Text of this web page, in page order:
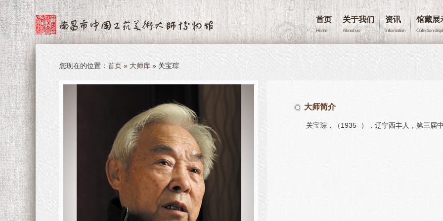
首页
Home
关于我们
About us
资讯
Information
馆藏展
Collection
您现在的位置：首页 » 大师库 » 关宝琮
大师简介
关宝琮，（1935- ），辽宁西丰人，第三届